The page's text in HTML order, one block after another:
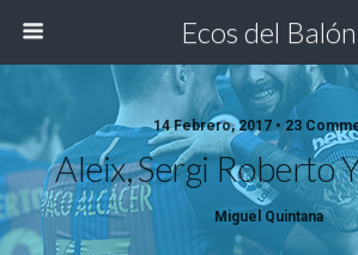
Ecos del Balón
14 Febrero, 2017 • 23
Aleix, Sergi Roberto
Miguel Quintana